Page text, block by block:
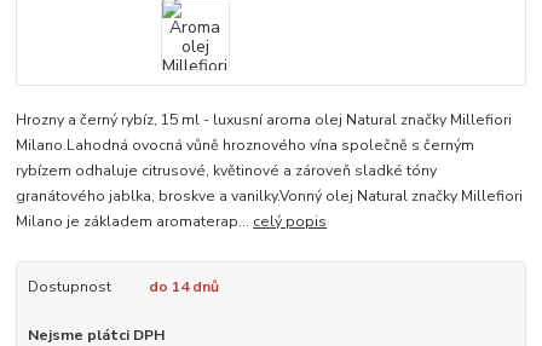
Hrozny a černý rybíz, 15 ml - luxusní aroma olej Natural značky Millefiori
Milano.Lahodná ovocná vůně hroznového vína společně s černým
rybízem odhaluje citrusové, květinové a zároveň sladké tóny
granátového jablka, broskve a vanilky.Vonný olej Natural značky Millefiori
Milano je základem aromaterap... celý popis
Dostupnost do 14 dnů
Nejsme plátci DPH